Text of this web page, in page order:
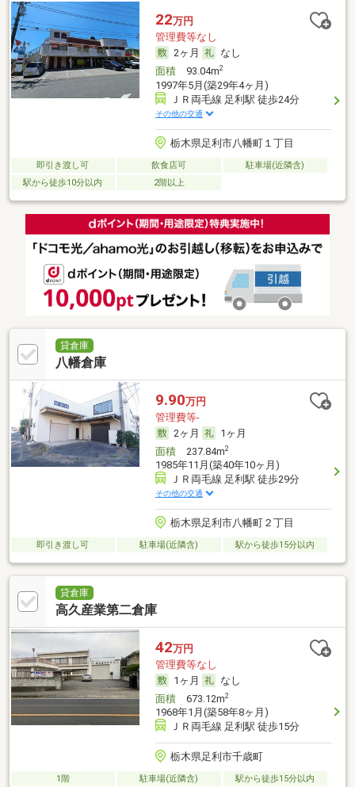
22万円
管理費等なし
2ヶ月
なし
面積93.04m2
1997年5月(築29年4ヶ月)
ＪＲ両毛線 足利駅 徒歩24分
その他の交通
栃木県足利市八幡町１丁目
即引き渡し可 飲食店可
駐車場(近隣含)
駅から徒歩10分以内
2階以上
貸倉庫
八幡倉庫
9.90万円
管理費等-
2ヶ月
1ヶ月
面積237.84m2
1985年11月(築40年10ヶ月)
ＪＲ両毛線 足利駅 徒歩29分
その他の交通
栃木県足利市八幡町２丁目
即引き渡し可 駐車場(近隣含) 駅から徒歩15分以内
貸倉庫
高久産業第二倉庫
42万円
管理費等なし
1ヶ月
なし
面積673.12m2
1968年1月(築58年8ヶ月)
ＪＲ両毛線 足利駅 徒歩15分
栃木県足利市千歳町
1階 駐車場(近隣含) 駅から徒歩15分以内